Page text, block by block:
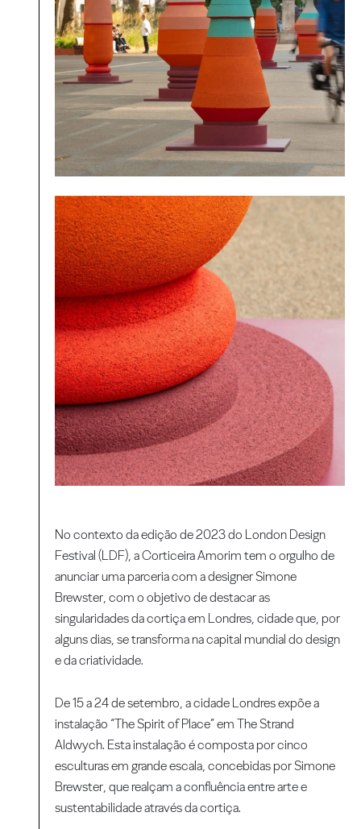
No contexto da edição de 2023 do London Design
Festival (LDF), a Corticeira Amorim tem o orgulho de
anunciar uma parceria com a designer Simone
Brewster, com o objetivo de destacar as
singularidades da cortiça em Londres, cidade que, por
alguns dias, se transforma na capital mundial do design
e da criatividade.
De 15 a 24 de setembro, a cidade Londres expõe a
instalação “The Spirit of Place” em The Strand
Aldwych. Esta instalação é composta por cinco
esculturas em grande escala, concebidas por Simone
Brewster, que realçam a confluência entre arte e
sustentabilidade através da cortiça.